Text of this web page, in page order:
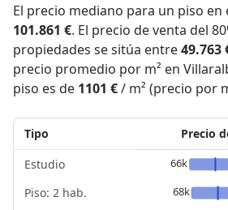
El precio mediano para un piso en
101.861 €. El precio de venta del
propiedades se sitúa entre49.763
precio promedio por m² en
piso es de 1101 €/ m² (precio por
Tipo
Estudio
Piso: 2 hab.
Precio
66k
68k